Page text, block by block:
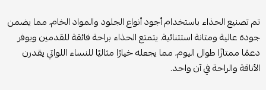
تم تصنيع الحذاء باستخدام أجود أنواع الجلود والمواد الخام، مما يضمن
جودة عالية ومتانة استثنائية. يتمتع الحذاء براحة فائقة للقدمين ويوفر
دعمًا ممتازًا طوال اليوم، مما يجعله خيارًا مثاليًا للنساء اللواتي يقدرن
الأناقة والراحة في آن واحد.